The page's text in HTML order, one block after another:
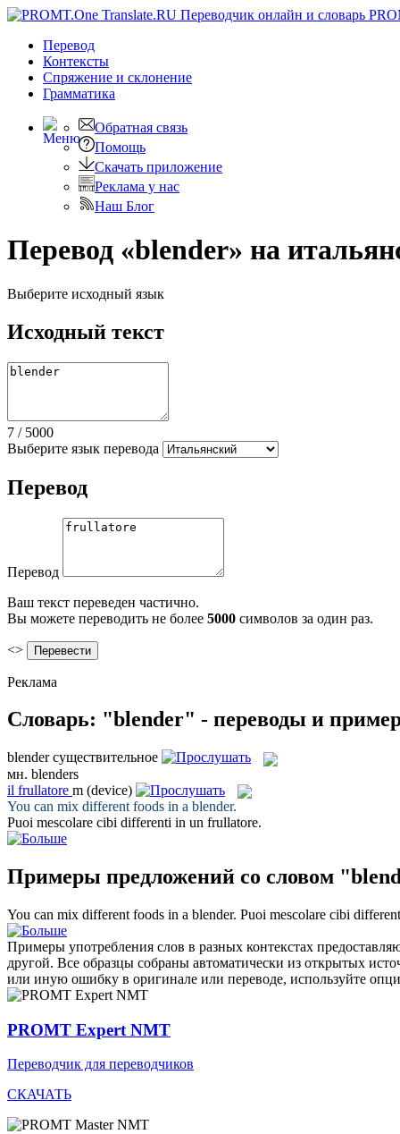
Перевод
Контексты
Спряжение и склонение
Грамматика
Обратная связь
Помощь
Скачать приложение
Реклама у нас
Наш Блог
Перевод «blender» на
Выберите исходный язык
Исходный текст
7 / 5000
Выберите язык перевода
Перевод
Перевод
Ваш текст переведен частично.
Вы можете переводить не более 5000 символов за один раз.
<>
Реклама
Словарь: "blender" - переводы и
blender существительное
мн. blenders
il frullatore m (device)
You can mix different foods in a blender.
Puoi mescolare cibi differenti in un frullatore.
Примеры предложений со словом
You can mix different foods in a blender. Puoi mescolare cibi
Примеры употребления слов в разных контекстах
другой. Все образцы собраны автоматически из открытых
или иную ошибку в оригинале или переводе, используйте
PROMT Expert NMT
Переводчик для переводчиков
СКАЧАТЬ